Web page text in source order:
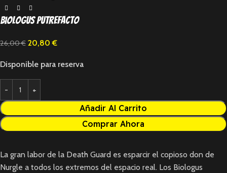
Biologus Putrefacto
26,00€ 20,80€
Disponible para reserva
Añadir Al Carrito
Comprar Ahora
La gran labor de la Death Guard es esparcir el copioso don de
Nurgle a todos los extremos del espacio real. Los Biologus